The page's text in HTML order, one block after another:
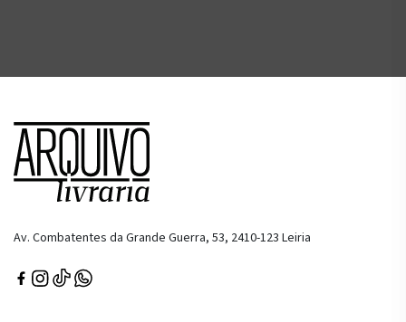
Av. Combatentes da Grande Guerra, 53, 2410-123 Leiria